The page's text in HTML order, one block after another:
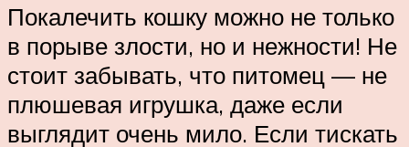
Покалечить кошку можно не только
в порыве злости, но и нежности! Не
стоит забывать, что питомец — не
плюшевая игрушка, даже если
выглядит очень мило. Если тискать